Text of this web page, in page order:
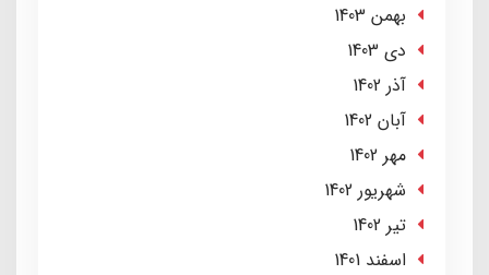
بهمن 1403
دی 1403
آذر 1402
آبان 1402
مهر 1402
شهریور 1402
تير 1402
اسفند 1401